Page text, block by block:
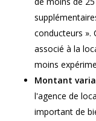
conducteurs ».
associé à la
moins
Montant
l'agence de
important de